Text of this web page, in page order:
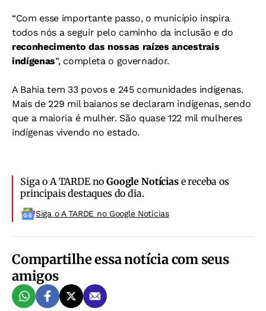
“Com esse importante passo, o município inspira
todos nós a seguir pelo caminho da inclusão e do
reconhecimento das nossas raízes ancestrais
indígenas”, completa o governador.
A Bahia tem 33 povos e 245 comunidades indígenas.
Mais de 229 mil baianos se declaram indígenas, sendo
que a maioria é mulher. São quase 122 mil mulheres
indígenas vivendo no estado.
Siga o A TARDE noGoogle Notíciase receba os
principais destaques do dia.
Siga o A TARDE no Google Noticias
Compartilhe essa notícia com seus
amigos